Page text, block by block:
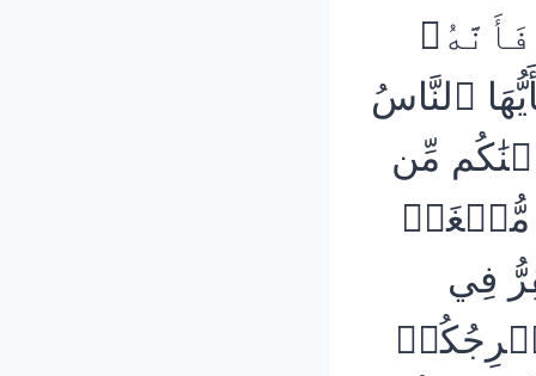
فَأَنَّهُۥ
إِلَىٰ عَذَابِ ٱلسَّعِيرِ (4) يَٰٓأَيُّهَا ٱلنَّاسُ
مِّن
مُّضۡغَةٖ
فِي